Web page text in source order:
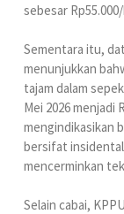
sebesar
Sementara itu,
menunjukkan
tajam dalam
Mei 2026 menjadi
mengindikasikan
bersifat
mencerminkan
Selain cabai,